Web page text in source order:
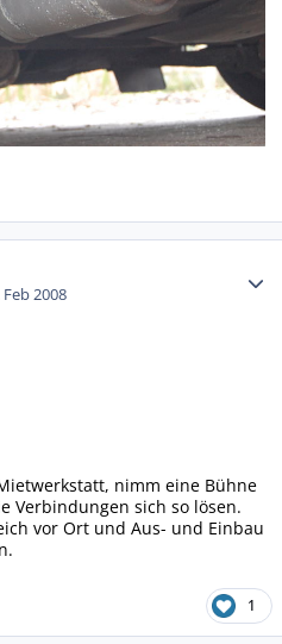
Feb 2008
nimm eine Bühne
Verbindungen sich so lösen.
vor Ort und Aus- und Einbau
1